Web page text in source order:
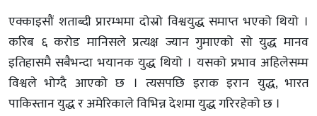
एक्काइसौं शताब्दी प्रारम्भमा दोस्रो विश्वयुद्ध समाप्त भएको थियो ।
करिब ६ करोड मानिसले प्रत्यक्ष ज्यान गुमाएको सो युद्ध मानव
इतिहासमै सबैभन्दा भयानक युद्ध थियो । यसको प्रभाव अहिलेसम्म
विश्वले भोग्दै आएको छ । त्यसपछि इराक इरान युद्ध, भारत
पाकिस्तान युद्ध र अमेरिकाले विभिन्न देशमा युद्ध गरिरहेको छ ।